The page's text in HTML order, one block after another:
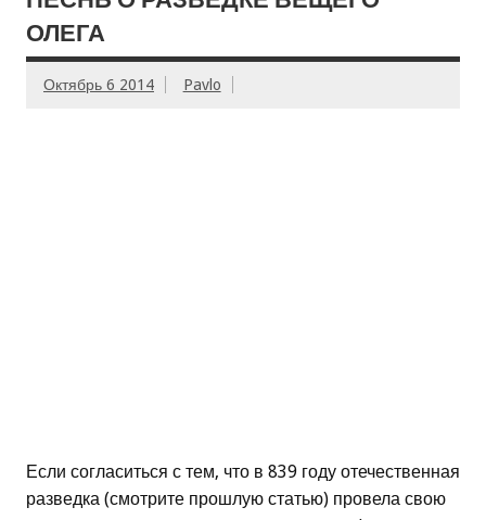
ОЛЕГА
Октябрь 6 2014 Pavlo
Если согласиться с тем, что в 839 году отечественная
разведка (смотрите прошлую статью) провела свою